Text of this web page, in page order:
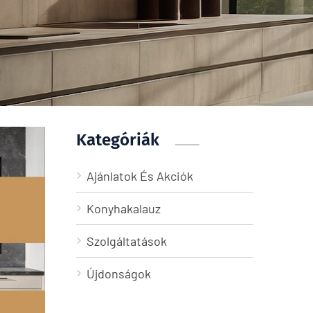
Kategóriák
Ajánlatok És Akciók
Konyhakalauz
Szolgáltatások
Újdonságok